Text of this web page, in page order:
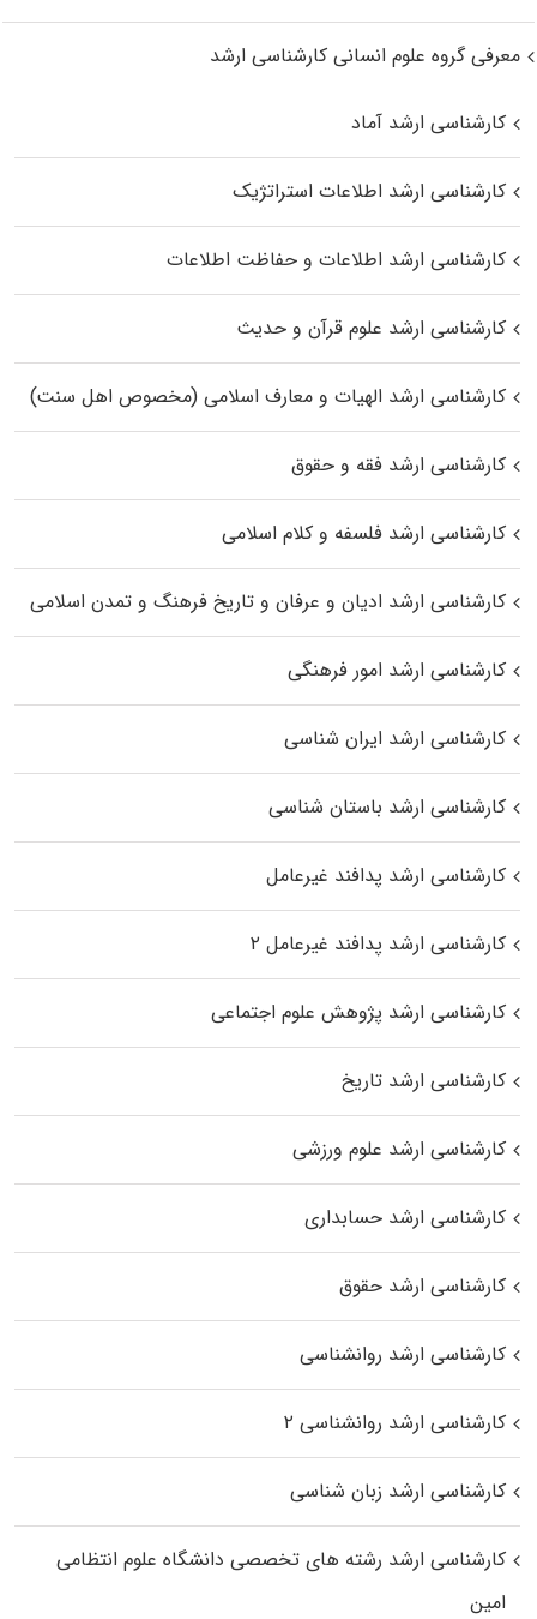
معرفی گروه علوم انسانی کارشناسی ارشد
کارشناسی ارشد آماد
کارشناسی ارشد اطلاعات استراتژیک
کارشناسی ارشد اطلاعات و حفاظت اطلاعات
کارشناسی ارشد علوم قرآن و حدیث
کارشناسی ارشد الهیات و معارف اسلامی (مخصوص اهل سنت)
کارشناسی ارشد فقه و حقوق
کارشناسی ارشد فلسفه و کلام اسلامی
کارشناسی ارشد ادیان و عرفان و تاریخ فرهنگ و تمدن اسلامی
کارشناسی ارشد امور فرهنگی
کارشناسی ارشد ایران شناسی
کارشناسی ارشد باستان شناسی
کارشناسی ارشد پدافند غیرعامل
کارشناسی ارشد پدافند غیرعامل ۲
کارشناسی ارشد پژوهش علوم اجتماعی
کارشناسی ارشد تاریخ
کارشناسی ارشد علوم ورزشی
کارشناسی ارشد حسابداری
کارشناسی ارشد حقوق
کارشناسی ارشد روانشناسی
کارشناسی ارشد روانشناسی ۲
کارشناسی ارشد زبان شناسی
کارشناسی ارشد رﺷﺘﻪ ﻫﺎی تخصصی داﻧﺸﮕﺎه ﻋﻠﻮم انتظامی
اﻣﻴﻦ